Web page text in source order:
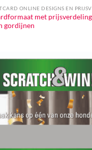
ONLINE DESIGNS EN
met prijsverdeling
gordijnen